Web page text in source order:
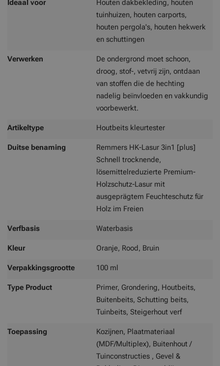
Ideaal voor
Houten dakbekleding, houten
tuinhuizen, houten carports,
houten pergola's, houten hekwerk
en schuttingen
Verwerken
De ondergrond moet schoon,
droog, stof-, vetvrij zijn, ontdaan
van stoffen die de hechting
nadelig beïnvloeden en vakkundig
voorbewerkt.
Artikeltype Houtbeits kleurtester
Duitse benaming
Remmers HK-Lasur 3in1 [plus]
Schnell trocknende,
lösemittelreduzierte Premium-
Holzschutz-Lasur mit
ausgeprägtem Feuchteschutz für
Holz im Freien
Verfbasis Waterbasis
Kleur Oranje, Rood, Bruin
Verpakkingsgrootte 100 ml
Type Product
Primer, Grondering, Houtbeits,
Buitenbeits, Schutting beits,
Tuinbeits, Steigerhout verf
Toepassing
Kozijnen, Plaatmateriaal
(MDF/Multiplex), Buitenhout /
Tuinconstructies , Gevel &